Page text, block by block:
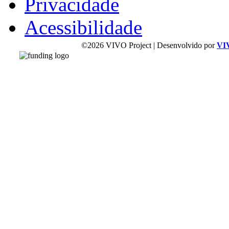
Acessibilidade
©2026 VIVO Project | Desenvolvido por